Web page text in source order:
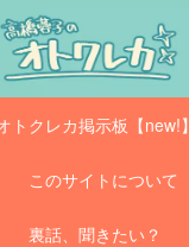
トクレカ掲示板【new!】
このサイトについて
裏話、聞きたい？